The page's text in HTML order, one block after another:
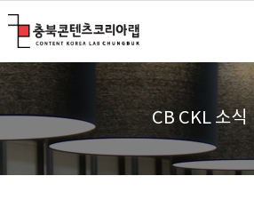
CB CKL 소식